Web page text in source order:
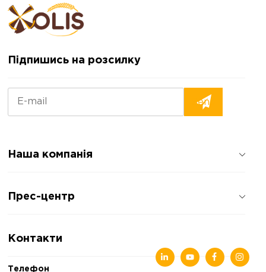
Підпишись на розсилку
Наша компанія
Відгуки про компанію
Прес-центр
Статті
Контакти
Телефон